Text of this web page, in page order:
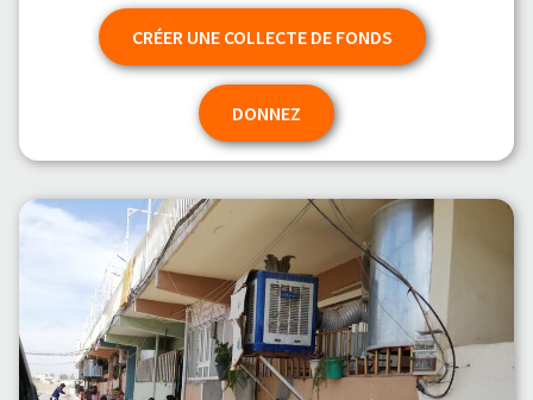
CRÉER UNE COLLECTE DE FONDS
DONNEZ